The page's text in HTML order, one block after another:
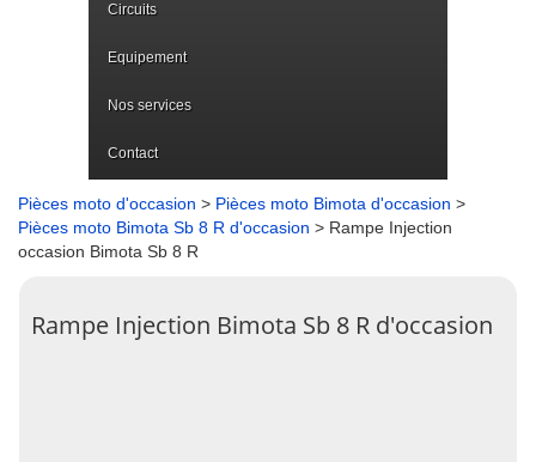
Circuits
Equipement
Nos services
Contact
Pièces moto d'occasion > Pièces moto Bimota d'occasion >
Pièces moto Bimota Sb 8 R d'occasion > Rampe Injection
occasion Bimota Sb 8 R
Rampe Injection Bimota Sb 8 R d'occasion